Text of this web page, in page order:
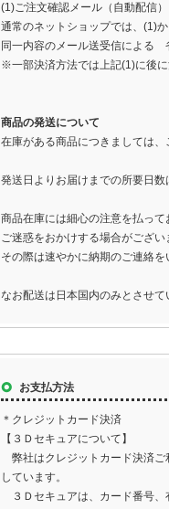
(1)ご注文確認メール（自動配信
通常のネットショップでは、(1)
同一内容のメール送受信による
※一部決済方法では上記(1)に後
商品の発送について
在庫がある商品につきましては
発送日よりお届けまでの所要日
商品在庫には細心の注意を払っ
ご迷惑をおかけする場合がござい
その際は速やかに納期のご連絡
なお配送は日本国内のみとさせて
お支払方法
＊クレジットカード決済
【３Ｄセキュアについて】
弊社はクレジットカード決済ご
しています。
３Ｄセキュアは、カード番号、